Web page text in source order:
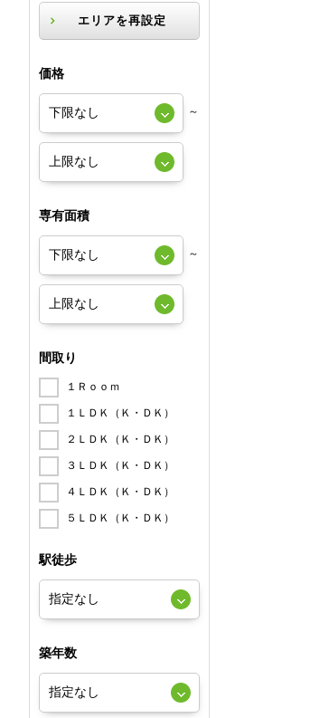
エリアを再設定
価格
～
専有面積
～
間取り
１Ｒｏｏｍ
１ＬＤＫ（Ｋ・ＤＫ）
２ＬＤＫ（Ｋ・ＤＫ）
３ＬＤＫ（Ｋ・ＤＫ）
４ＬＤＫ（Ｋ・ＤＫ）
５ＬＤＫ（Ｋ・ＤＫ）
駅徒歩
築年数